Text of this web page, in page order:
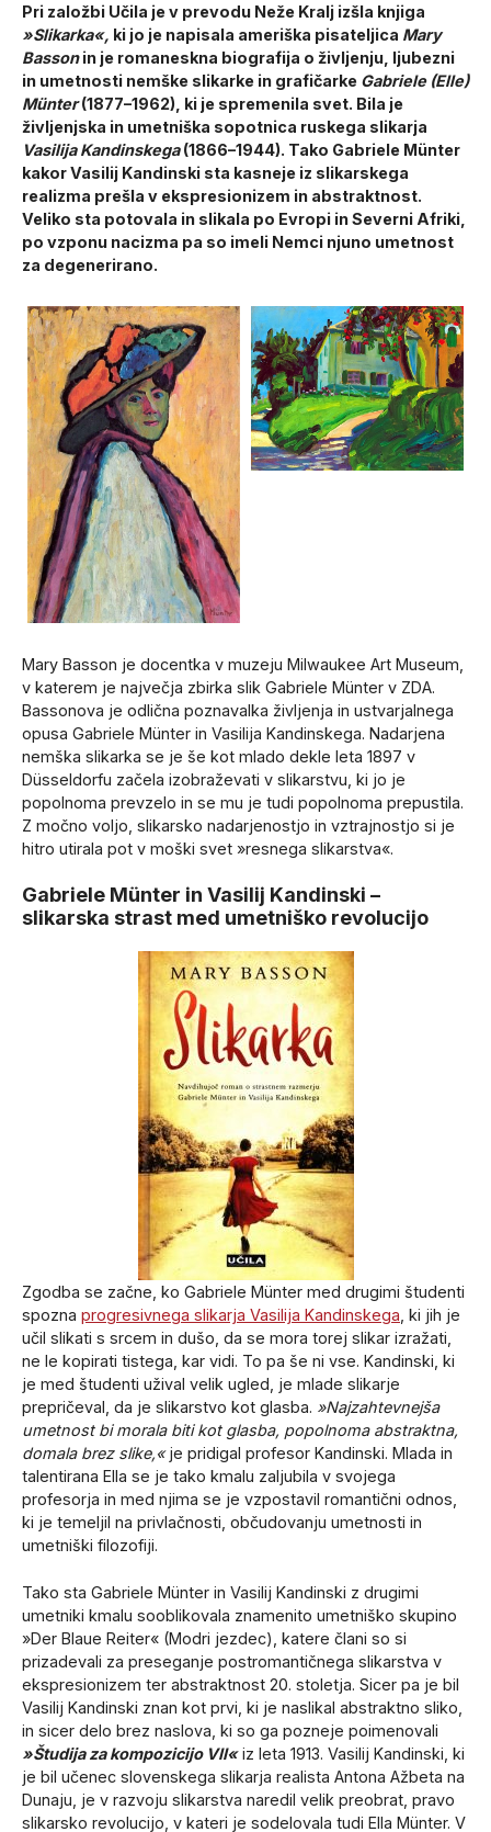
Pri založbi Učila je v prevodu Neže Kralj izšla knjiga
»Slikarka«, ki jo je napisala ameriška pisateljica Mary
Bassonin je romaneskna biografija o življenju, ljubezni
in umetnosti nemške slikarke in grafičarke Gabriele (Elle)
Münter(1877–1962), ki je spremenila svet. Bila je
življenjska in umetniška sopotnica ruskega slikarja
Vasilija Kandinskega(1866–1944). Tako Gabriele Münter
kakor Vasilij Kandinski sta kasneje iz slikarskega
realizma prešla v ekspresionizem in abstraktnost.
Veliko sta potovala in slikala po Evropi in Severni Afriki,
po vzponu nacizma pa so imeli Nemci njuno umetnost
za degenerirano.
Mary Basson je docentka v muzeju Milwaukee Art Museum,
v katerem je največja zbirka slik Gabriele Münter v ZDA.
Bassonova je odlična poznavalka življenja in ustvarjalnega
opusa Gabriele Münter in Vasilija Kandinskega. Nadarjena
nemška slikarka se je še kot mlado dekle leta 1897 v
Düsseldorfu začela izobraževati v slikarstvu, ki jo je
popolnoma prevzelo in se mu je tudi popolnoma prepustila.
Z močno voljo, slikarsko nadarjenostjo in vztrajnostjo si je
hitro utirala pot v moški svet »resnega slikarstva«.
Gabriele Münter in Vasilij Kandinski –
slikarska strast med umetniško revolucijo
Zgodba se začne, ko Gabriele Münter med drugimi študenti
spozna progresivnega slikarja Vasilija Kandinskega , ki jih je
učil slikati s srcem in dušo, da se mora torej slikar izražati,
ne le kopirati tistega, kar vidi. To pa še ni vse. Kandinski, ki
je med študenti užival velik ugled, je mlade slikarje
prepričeval, da je slikarstvo kot glasba. »Najzahtevnejša
umetnost bi morala biti kot glasba, popolnoma abstraktna,
domala brez slike,«je pridigal profesor Kandinski. Mlada in
talentirana Ella se je tako kmalu zaljubila v svojega
profesorja in med njima se je vzpostavil romantični odnos,
ki je temeljil na privlačnosti, občudovanju umetnosti in
umetniški filozofiji.
Tako sta Gabriele Münter in Vasilij Kandinski z drugimi
umetniki kmalu sooblikovala znamenito umetniško skupino
»Der Blaue Reiter« (Modri jezdec), katere člani so si
prizadevali za preseganje postromantičnega slikarstva v
ekspresionizem ter abstraktnost 20. stoletja. Sicer pa je bil
Vasilij Kandinski znan kot prvi, ki je naslikal abstraktno sliko,
in sicer delo brez naslova, ki so ga pozneje poimenovali
»Študija za kompozicijo VII«iz leta 1913. Vasilij Kandinski, ki
je bil učenec slovenskega slikarja realista Antona Ažbeta na
Dunaju, je v razvoju slikarstva naredil velik preobrat, pravo
slikarsko revolucijo, v kateri je sodelovala tudi Ella Münter. V